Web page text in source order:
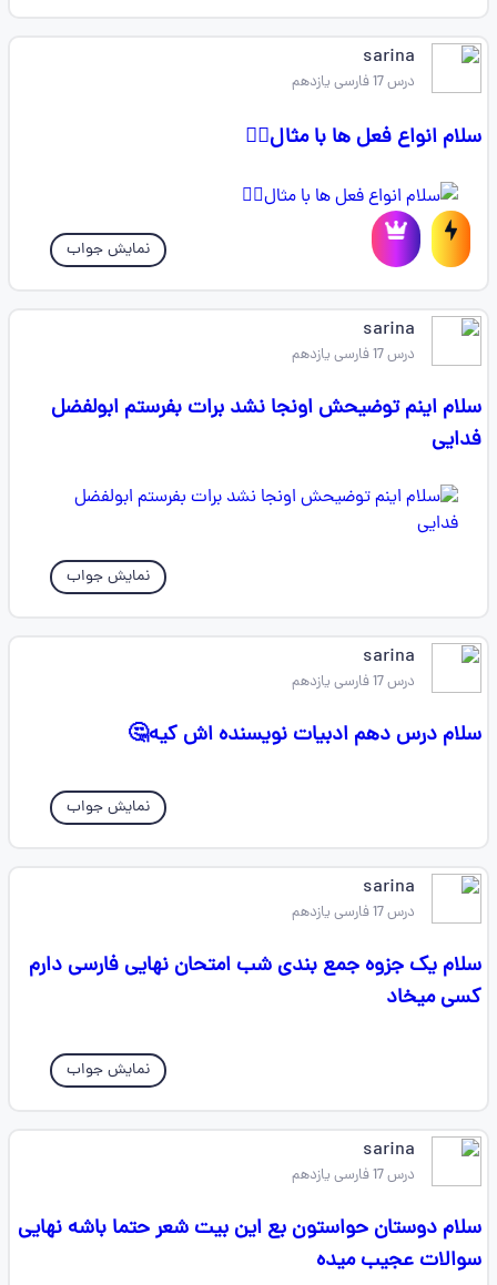
sarina
درس 17 فارسی یازدهم
سلام انواع فعل ها با مثال👇🏻
نمایش جواب
sarina
درس 17 فارسی یازدهم
سلام اینم توضیحش اونجا نشد برات بفرستم ابولفضل
فدایی
نمایش جواب
sarina
درس 17 فارسی یازدهم
سلام درس دهم ادبیات نویسنده اش کیه🤔
نمایش جواب
sarina
درس 17 فارسی یازدهم
سلام یک جزوه جمع بندی شب امتحان نهایی فارسی دارم
کسی میخاد
نمایش جواب
sarina
درس 17 فارسی یازدهم
سلام دوستان حواستون بع این بیت شعر حتما باشه نهایی
سوالات عجیب میده